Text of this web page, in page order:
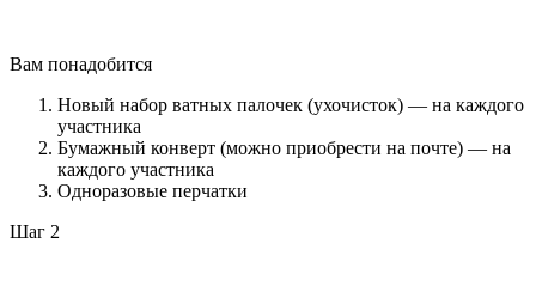
Вам понадобится
Новый набор ватных палочек (ухочисток) — на каждого
участника
Бумажный конверт (можно приобрести на почте) — на
каждого участника
Одноразовые перчатки
Шаг 2